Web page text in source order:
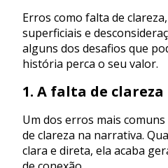
Erros como falta de
superficiais e
alguns dos desafios que
história perca o seu valor.
1. A falta de clareza
Um dos erros mais
de clareza na narrativa.
clara e direta, ela acaba